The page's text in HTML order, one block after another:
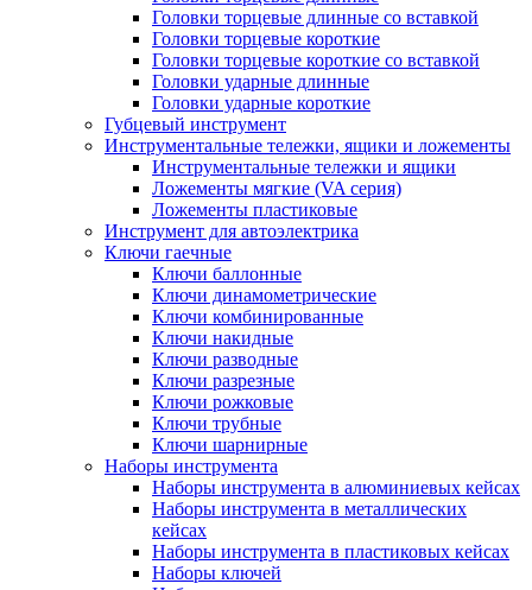
Головки торцевые длинные со вставкой
Головки торцевые короткие
Головки торцевые короткие со вставкой
Головки ударные длинные
Головки ударные короткие
Губцевый инструмент
Инструментальные тележки, ящики и ложементы
Инструментальные тележки и ящики
Ложементы мягкие (VA серия)
Ложементы пластиковые
Инструмент для автоэлектрика
Ключи гаечные
Ключи баллонные
Ключи динамометрические
Ключи комбинированные
Ключи накидные
Ключи разводные
Ключи разрезные
Ключи рожковые
Ключи трубные
Ключи шарнирные
Наборы инструмента
Наборы инструмента в алюминиевых кейсах
Наборы инструмента в металлических
кейсах
Наборы инструмента в пластиковых кейсах
Наборы ключей